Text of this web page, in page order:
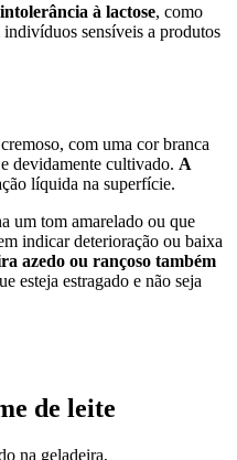
à lactose, como
sensíveis a produtos
com uma cor branca
devidamente cultivado. A
líquida na superfície.
um tom amarelado ou que
indicar deterioração ou baixa
azedo ou rançoso também
esteja estragado e não seja
de leite
na geladeira,